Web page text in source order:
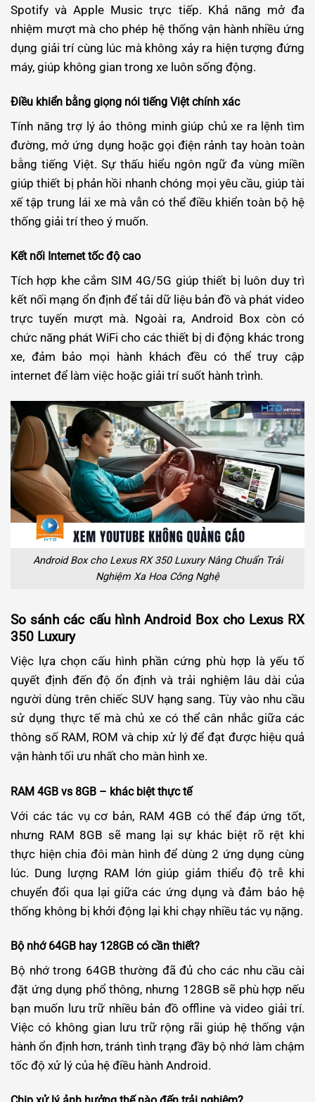
Spotify và Apple Music trực tiếp. Khả năng mở đa
nhiệm mượt mà cho phép hệ thống vận hành nhiều ứng
dụng giải trí cùng lúc mà không xảy ra hiện tượng đứng
máy, giúp không gian trong xe luôn sống động.
Điều khiển bằng giọng nói tiếng Việt chính xác
Tính năng trợ lý ảo thông minh giúp chủ xe ra lệnh tìm
đường, mở ứng dụng hoặc gọi điện rảnh tay hoàn toàn
bằng tiếng Việt. Sự thấu hiểu ngôn ngữ đa vùng miền
giúp thiết bị phản hồi nhanh chóng mọi yêu cầu, giúp tài
xế tập trung lái xe mà vẫn có thể điều khiển toàn bộ hệ
thống giải trí theo ý muốn.
Kết nối Internet tốc độ cao
Tích hợp khe cắm SIM 4G/5G giúp thiết bị luôn duy trì
kết nối mạng ổn định để tải dữ liệu bản đồ và phát video
trực tuyến mượt mà. Ngoài ra, Android Box còn có
chức năng phát WiFi cho các thiết bị di động khác trong
xe, đảm bảo mọi hành khách đều có thể truy cập
internet để làm việc hoặc giải trí suốt hành trình.
Android Box cho Lexus RX 350 Luxury Nâng Chuẩn Trải
Nghiệm Xa Hoa Công Nghệ
So sánh các cấu hình Android Box cho Lexus RX
350 Luxury
Việc lựa chọn cấu hình phần cứng phù hợp là yếu tố
quyết định đến độ ổn định và trải nghiệm lâu dài của
người dùng trên chiếc SUV hạng sang. Tùy vào nhu cầu
sử dụng thực tế mà chủ xe có thể cân nhắc giữa các
thông số RAM, ROM và chip xử lý để đạt được hiệu quả
vận hành tối ưu nhất cho màn hình xe.
RAM 4GB vs 8GB – khác biệt thực tế
Với các tác vụ cơ bản, RAM 4GB có thể đáp ứng tốt,
nhưng RAM 8GB sẽ mang lại sự khác biệt rõ rệt khi
thực hiện chia đôi màn hình để dùng 2 ứng dụng cùng
lúc. Dung lượng RAM lớn giúp giảm thiểu độ trễ khi
chuyển đổi qua lại giữa các ứng dụng và đảm bảo hệ
thống không bị khởi động lại khi chạy nhiều tác vụ nặng.
Bộ nhớ 64GB hay 128GB có cần thiết?
Bộ nhớ trong 64GB thường đã đủ cho các nhu cầu cài
đặt ứng dụng phổ thông, nhưng 128GB sẽ phù hợp nếu
bạn muốn lưu trữ nhiều bản đồ offline và video giải trí.
Việc có không gian lưu trữ rộng rãi giúp hệ thống vận
hành ổn định hơn, tránh tình trạng đầy bộ nhớ làm chậm
tốc độ xử lý của hệ điều hành Android.